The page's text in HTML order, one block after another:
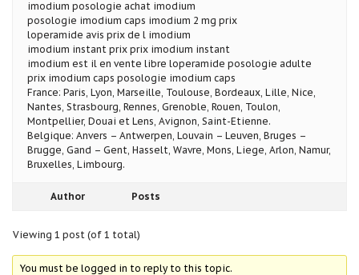
imodium posologie achat imodium
posologie imodium caps imodium 2 mg prix
loperamide avis prix de l imodium
imodium instant prix prix imodium instant
imodium est il en vente libre loperamide posologie adulte
prix imodium caps posologie imodium caps
France: Paris, Lyon, Marseille, Toulouse, Bordeaux, Lille, Nice,
Nantes, Strasbourg, Rennes, Grenoble, Rouen, Toulon,
Montpellier, Douai et Lens, Avignon, Saint-Etienne.
Belgique: Anvers – Antwerpen, Louvain – Leuven, Bruges –
Brugge, Gand – Gent, Hasselt, Wavre, Mons, Liege, Arlon, Namur,
Bruxelles, Limbourg.
Author Posts
Viewing 1 post (of 1 total)
You must be logged in to reply to this topic.